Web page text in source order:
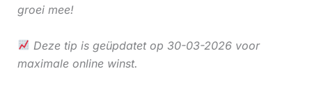
groei mee!
Deze tip is geüpdatet op 30-03-2026 voor
maximale online winst.